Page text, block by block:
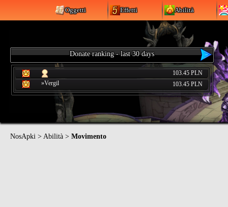
Oggetti Effetti Abilità
Donate ranking - last 30 days
103.45 PLN
»Vergil
103.45 PLN
NosApki > Abilità > Movimento